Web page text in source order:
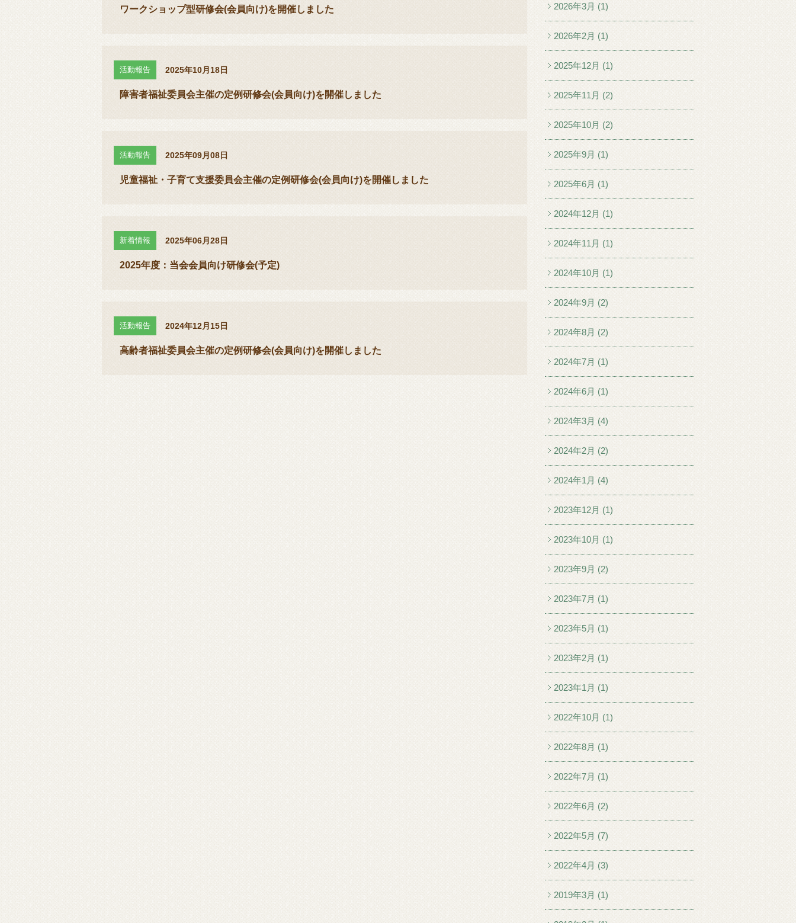
ワークショップ型研修会(会員向け)を開催しました
活動報告 2025年10月18日
障害者福祉委員会主催の定例研修会(会員向け)を開催しました
活動報告 2025年09月08日
児童福祉・子育て支援委員会主催の定例研修会(会員向け)を開催しました
新着情報 2025年06月28日
2025年度：当会会員向け研修会(予定)
活動報告 2024年12月15日
高齢者福祉委員会主催の定例研修会(会員向け)を開催しました
2026年3月 (1)
2026年2月 (1)
2025年12月 (1)
2025年11月 (2)
2025年10月 (2)
2025年9月 (1)
2025年6月 (1)
2024年12月 (1)
2024年11月 (1)
2024年10月 (1)
2024年9月 (2)
2024年8月 (2)
2024年7月 (1)
2024年6月 (1)
2024年3月 (4)
2024年2月 (2)
2024年1月 (4)
2023年12月 (1)
2023年10月 (1)
2023年9月 (2)
2023年7月 (1)
2023年5月 (1)
2023年2月 (1)
2023年1月 (1)
2022年10月 (1)
2022年8月 (1)
2022年7月 (1)
2022年6月 (2)
2022年5月 (7)
2022年4月 (3)
2019年3月 (1)